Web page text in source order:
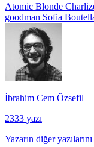
Atomic Blonde
goodman Sofia
İbrahim Cem Özsefil
2333 yazı
Yazarın diğer